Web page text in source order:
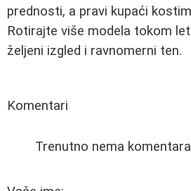
prednosti, a pravi kupaći
Rotirajte više modela tokom
željeni izgled i ravnomerni ten.
Komentari
Trenutno nema